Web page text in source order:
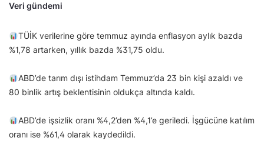
Veri gündemi
TÜİK verilerine göre temmuz ayında enflasyon aylık bazda
%1,78 artarken, yıllık bazda %31,75 oldu.
ABD’de tarım dışı istihdam Temmuz’da 23 bin kişi azaldı ve
80 binlik artış beklentisinin oldukça altında kaldı.
ABD’de işsizlik oranı %4,2’den %4,1’e geriledi. İşgücüne katılım
oranı ise %61,4 olarak kaydedildi.